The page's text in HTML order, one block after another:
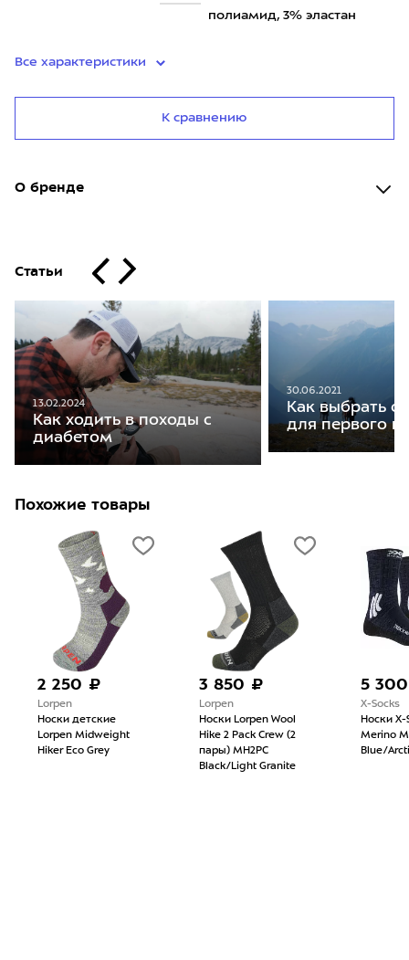
полиамид, 3% эластан
Все характеристики
К сравнению
О бренде
Статьи
13.02.2024
Как ходить в походы с
диабетом
30.06.2021
Как выбрать
для первого
Похожие товары
2 250 ₽
Lorpen
Носки детские
Lorpen Midweight
Hiker Eco Grey
3 850 ₽
Lorpen
Носки Lorpen Wool
Hike 2 Pack Crew (2
пары) MH2PC
Black/Light Granite
5
X-Socks
Носки X-
Merino
Blue/